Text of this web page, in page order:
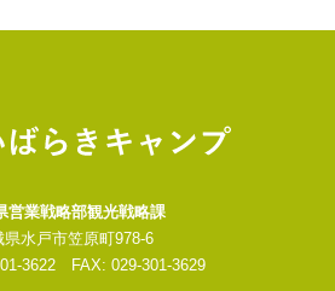
営業戦略部観光戦略課
県水戸市笠原町978-6
3622 FAX: 029-301-3629